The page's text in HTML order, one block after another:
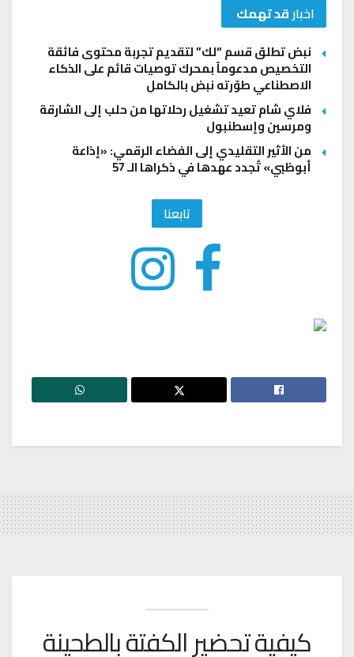
اخبارقد تهمك
نبض تطلق قسم “لك” لتقديم تجربة محتوى فائقة
التخصيص مدعوماً بمحرك توصيات قائم على الذكاء
الاصطناعي طوّرته نبض بالكامل
فلاي شام تعيد تشغيل رحلاتها من حلب إلى الشارقة
ومرسين وإسطنبول
من الأثير التقليدي إلى الفضاء الرقمي: «إذاعة
أبوظبي» تُجدد عهدها في ذكراها الـ 57
تابعنا
كيفية تحضير الكفتة بالطحينة